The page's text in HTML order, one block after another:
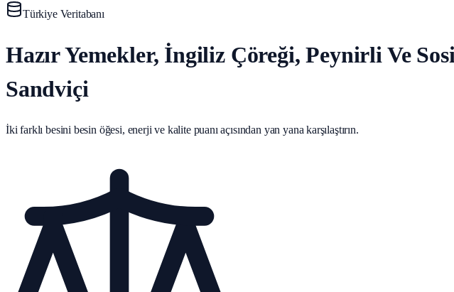
Türkiye Veritabanı
Hazır Yemekler, İngiliz Çöreği, Peynirli Ve
Sandviçi
İki farklı besini besin öğesi, enerji ve kalite puanı açısından yan yana karşılaştırın.